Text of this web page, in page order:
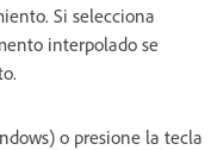
Si selecciona
interpolado se
o presione la tecla